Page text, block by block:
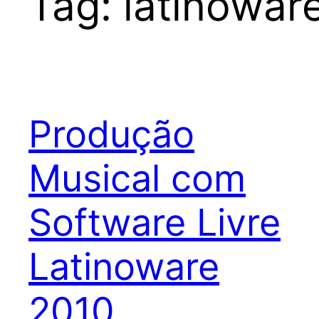
Produção
Musical com
Software Livre
Latinoware